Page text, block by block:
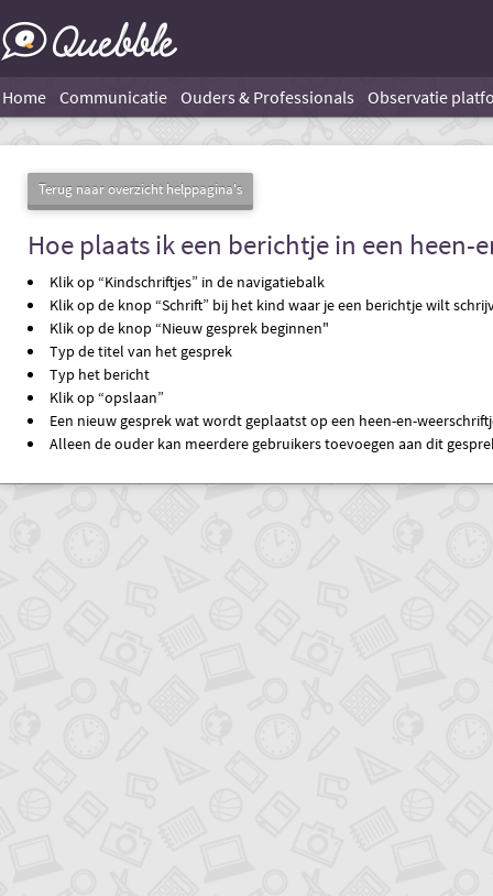
Home Communicatie Ouders & Professionals Observatie
Terug naar overzicht helppagina's
Hoe plaats ik een berichtje in een heen-
Klik op “Kindschriftjes” in de navigatiebalk
Klik op de knop “Schrift” bij het kind waar je een berichtje wilt
Klik op de knop “Nieuw gesprek beginnen"
Typ de titel van het gesprek
Typ het bericht
Klik op “opslaan”
Een nieuw gesprek wat wordt geplaatst op een heen-en-
Alleen de ouder kan meerdere gebruikers toevoegen aan dit